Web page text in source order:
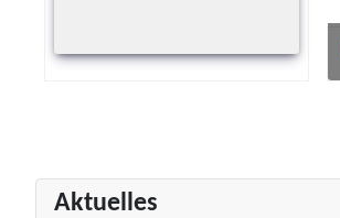
Aktuelles